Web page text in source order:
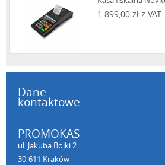
1 899,00 zł z VAT
Dane
kontaktowe
PROMOKAS
ul. Jakuba Bojki 2
30-611 Kraków